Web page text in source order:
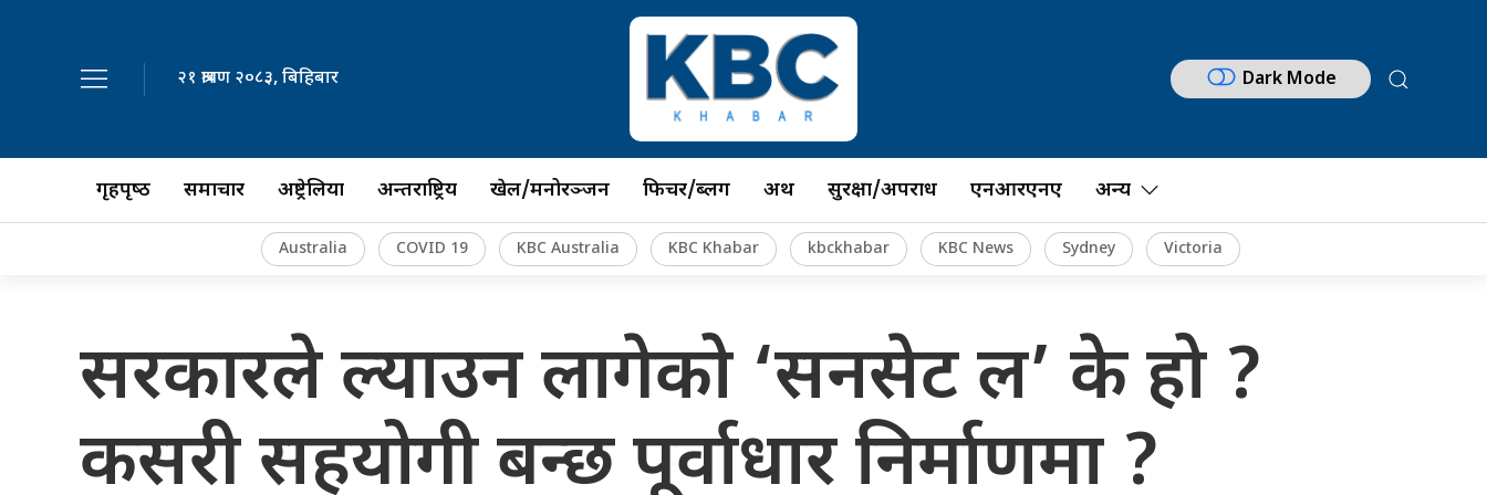
२१ श्रावण २०८३, बिहिबार Dark Mode
गृहपृष्‍ठ समाचार अष्ट्रेलिया अन्तर्राष्ट्रिय खेल/मनोरञ्जन फिचर/ब्लग अर्थ सुरक्षा/अपराध एनआरएनए अन्य
Australia COVID 19 KBC Australia KBC Khabar kbckhabar KBC News Sydney Victoria
सरकारले ल्याउन लागेको ‘सनसेट ल’ के हो ?
कसरी सहयोगी बन्छ पूर्वाधार निर्माणमा ?